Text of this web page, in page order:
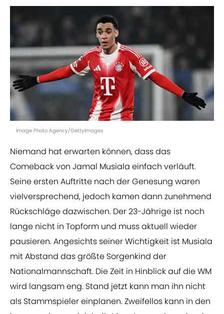
Image Photo Agency/GettyImages
Niemand hat erwarten können, dass das
Comeback von Jamal Musiala einfach verläuft.
Seine ersten Auftritte nach der Genesung waren
vielversprechend, jedoch kamen dann zunehmend
Rückschläge dazwischen. Der 23-Jährige ist noch
lange nicht in Topform und muss aktuell wieder
pausieren. Angesichts seiner Wichtigkeit ist Musiala
mit Abstand das größte Sorgenkind der
Nationalmannschaft. Die Zeit in Hinblick auf die WM
wird langsam eng. Stand jetzt kann man ihn nicht
als Stammspieler einplanen. Zweifellos kann in den